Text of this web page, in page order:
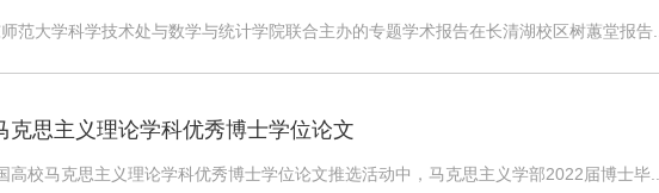
范大学科学技术处与数学与统计学院联合主办的专题学术报告在长清湖校区树蕙堂报告...
克思主义理论学科优秀博士学位论文
高校马克思主义理论学科优秀博士学位论文推选活动中，马克思主义学部2022届博士毕...